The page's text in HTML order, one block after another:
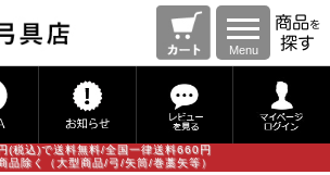
Menu
(税込)で送料無料/全国一律送料660円
品除く（大型商品/弓/矢筒/巻藁矢等）